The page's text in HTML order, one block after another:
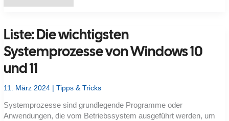
bedeutet
was
und
Komponente
ist
Liste: Die wichtigsten
Systemprozesse von Windows 10
und 11
11. März 2024 |Tipps & Tricks
Systemprozesse sind grundlegende Programme oder
Anwendungen, die vom Betriebssystem ausgeführt werden, um